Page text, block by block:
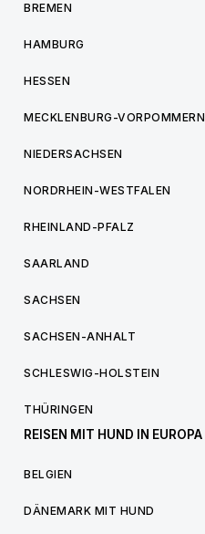
BREMEN
HAMBURG
HESSEN
MECKLENBURG-VORPOMMERN
NIEDERSACHSEN
NORDRHEIN-WESTFALEN
RHEINLAND-PFALZ
SAARLAND
SACHSEN
SACHSEN-ANHALT
SCHLESWIG-HOLSTEIN
THÜRINGEN
REISEN MIT HUND IN EUROPA
BELGIEN
DÄNEMARK MIT HUND